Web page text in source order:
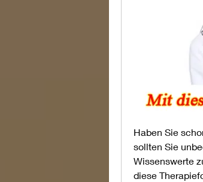
Haben Sie
sollten Sie
Wissenswerte
diese